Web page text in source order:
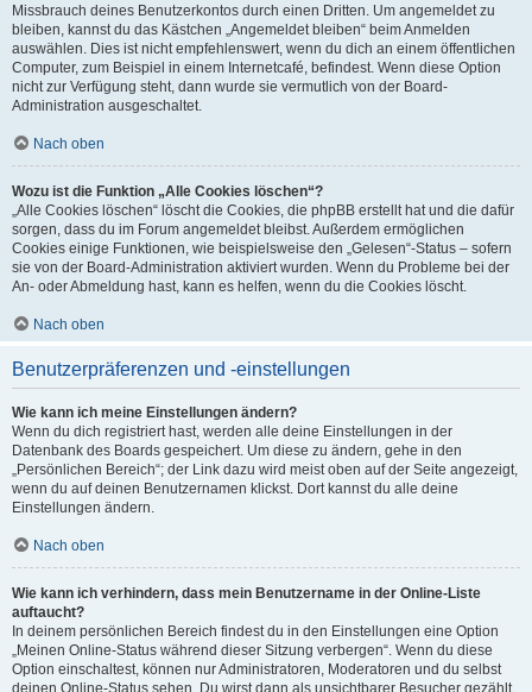
Missbrauch deines Benutzerkontos durch einen Dritten. Um angemeldet zu
bleiben, kannst du das Kästchen „Angemeldet bleiben“ beim Anmelden
auswählen. Dies ist nicht empfehlenswert, wenn du dich an einem öffentlichen
Computer, zum Beispiel in einem Internetcafé, befindest. Wenn diese Option
nicht zur Verfügung steht, dann wurde sie vermutlich von der Board-
Administration ausgeschaltet.
Nach oben
Wozu ist die Funktion „Alle Cookies löschen“?
„Alle Cookies löschen“ löscht die Cookies, die phpBB erstellt hat und die dafür
sorgen, dass du im Forum angemeldet bleibst. Außerdem ermöglichen
Cookies einige Funktionen, wie beispielsweise den „Gelesen“-Status – sofern
sie von der Board-Administration aktiviert wurden. Wenn du Probleme bei der
An- oder Abmeldung hast, kann es helfen, wenn du die Cookies löscht.
Nach oben
Benutzerpräferenzen und -einstellungen
Wie kann ich meine Einstellungen ändern?
Wenn du dich registriert hast, werden alle deine Einstellungen in der
Datenbank des Boards gespeichert. Um diese zu ändern, gehe in den
„Persönlichen Bereich“; der Link dazu wird meist oben auf der Seite angezeigt,
wenn du auf deinen Benutzernamen klickst. Dort kannst du alle deine
Einstellungen ändern.
Nach oben
Wie kann ich verhindern, dass mein Benutzername in der Online-Liste
auftaucht?
In deinem persönlichen Bereich findest du in den Einstellungen eine Option
„Meinen Online-Status während dieser Sitzung verbergen“. Wenn du diese
Option einschaltest, können nur Administratoren, Moderatoren und du selbst
deinen Online-Status sehen. Du wirst dann als unsichtbarer Besucher gezählt.